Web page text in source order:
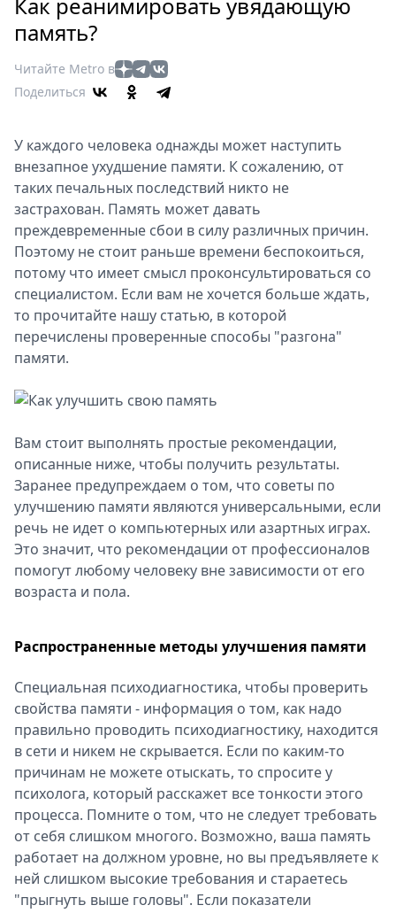
Россия
Здоровье
Еда
Мода
Театр
Кино
Афиша
Книги
Выставки
Пресс-
релизы
О
Стримы
Звезды
Выборы
2026
Скачай
Metro
память?
Читайте Metro в
Поделиться
У каждого человека однажды может наступить
внезапное ухудшение памяти. К сожалению, от
таких печальных последствий никто не
застрахован. Память может давать
преждевременные сбои в силу различных причин.
Поэтому не стоит раньше времени беспокоиться,
потому что имеет смысл проконсультироваться со
специалистом. Если вам не хочется больше ждать,
то прочитайте нашу статью, в которой
перечислены проверенные способы "разгона"
памяти.
Вам стоит выполнять простые рекомендации,
описанные ниже, чтобы получить результаты.
Заранее предупреждаем о том, что советы по
улучшению памяти являются универсальными, если
речь не идет о компьютерных или азартных играх.
Это значит, что рекомендации от профессионалов
помогут любому человеку вне зависимости от его
возраста и пола.
Распространенные методы улучшения памяти
Специальная психодиагностика, чтобы проверить
свойства памяти - информация о том, как надо
правильно проводить психодиагностику, находится
в сети и никем не скрывается. Если по каким-то
причинам не можете отыскать, то спросите у
психолога, который расскажет все тонкости этого
процесса. Помните о том, что не следует требовать
от себя слишком многого. Возможно, ваша память
работает на должном уровне, но вы предъявляете к
ней слишком высокие требования и стараетесь
"прыгнуть выше головы". Если показатели